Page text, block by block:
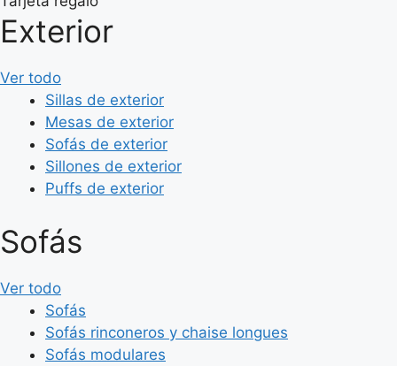
Exterior
Ver todo
Sillas de exterior
Mesas de exterior
Sofás de exterior
Sillones de exterior
Puffs de exterior
Sofás
Ver todo
Sofás
Sofás rinconeros y chaise longues
Sofás modulares